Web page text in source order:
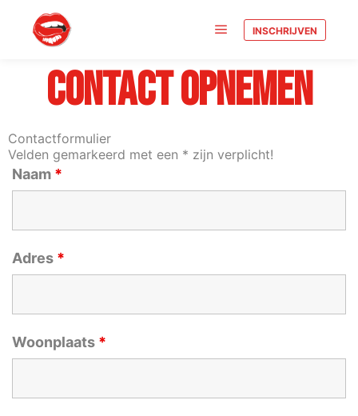
INSCHRIJVEN
CONTACT OPNEMEN
Contactformulier
Velden gemarkeerd met een * zijn verplicht!
Naam *
Adres *
Woonplaats *